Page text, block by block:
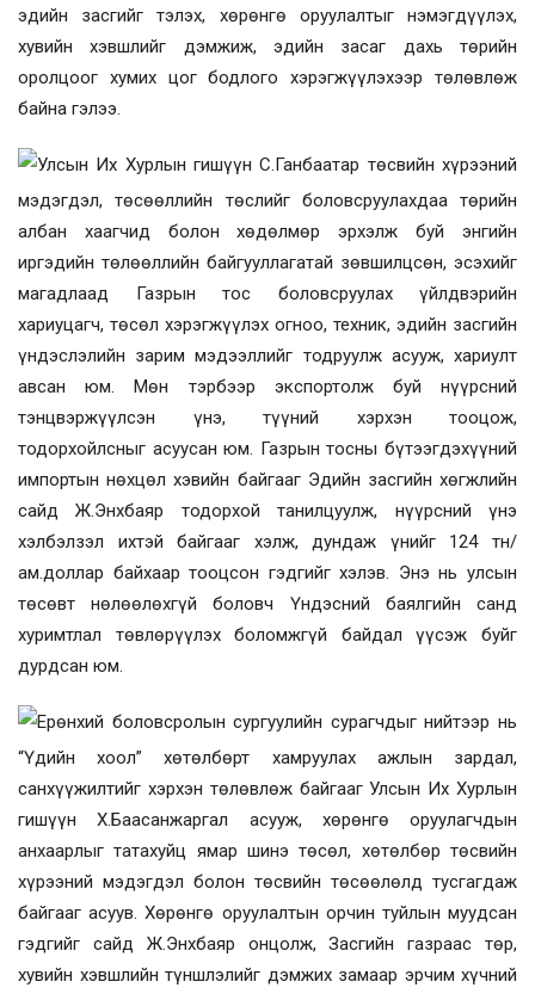
эдийн засгийг тэлэх, хөрөнгө оруулалтыг нэмэгдүүлэх,
хувийн хэвшлийг дэмжиж, эдийн засаг дахь төрийн
оролцоог хумих цог бодлого хэрэгжүүлэхээр төлөвлөж
байна гэлээ.
Улсын Их Хурлын гишүүн С.Ганбаатар төсвийн хүрээний
мэдэгдэл, төсөөллийн төслийг боловсруулахдаа төрийн
албан хаагчид болон хөдөлмөр эрхэлж буй энгийн
иргэдийн төлөөллийн байгууллагатай зөвшилцсөн, эсэхийг
магадлаад Газрын тос боловсруулах үйлдвэрийн
хариуцагч, төсөл хэрэгжүүлэх огноо, техник, эдийн засгийн
үндэслэлийн зарим мэдээллийг тодруулж асууж, хариулт
авсан юм. Мөн тэрбээр экспортолж буй нүүрсний
тэнцвэржүүлсэн үнэ, түүний хэрхэн тооцож,
тодорхойлсныг асуусан юм. Газрын тосны бүтээгдэхүүний
импортын нөхцөл хэвийн байгааг Эдийн засгийн хөгжлийн
сайд Ж.Энхбаяр
тодорхой танилцуулж, нүүрсний үнэ
хэлбэлзэл ихтэй байгааг хэлж, дундаж үнийг 124 тн/
ам.доллар байхаар тооцсон гэдгийг хэлэв. Энэ нь улсын
төсөвт нөлөөлөхгүй боловч Үндэсний баялгийн санд
хуримтлал төвлөрүүлэх боломжгүй байдал үүсэж буйг
дурдсан юм.
Ерөнхий боловсролын сургуулийн сурагчдыг нийтээр нь
“Үдийн хоол” хөтөлбөрт хамруулах ажлын зардал,
санхүүжилтийг хэрхэн төлөвлөж байгааг Улсын Их Хурлын
гишүүн Х.Баасанжаргал асууж, хөрөнгө оруулагчдын
анхаарлыг татахуйц ямар шинэ төсөл, хөтөлбөр төсвийн
хүрээний мэдэгдэл болон төсвийн төсөөлөлд тусгагдаж
байгааг асуув. Хөрөнгө оруулалтын орчин туйлын муудсан
гэдгийг сайд Ж.Энхбаяр онцолж, Засгийн газраас төр,
хувийн хэвшлийн түншлэлийг дэмжих замаар эрчим хүчний